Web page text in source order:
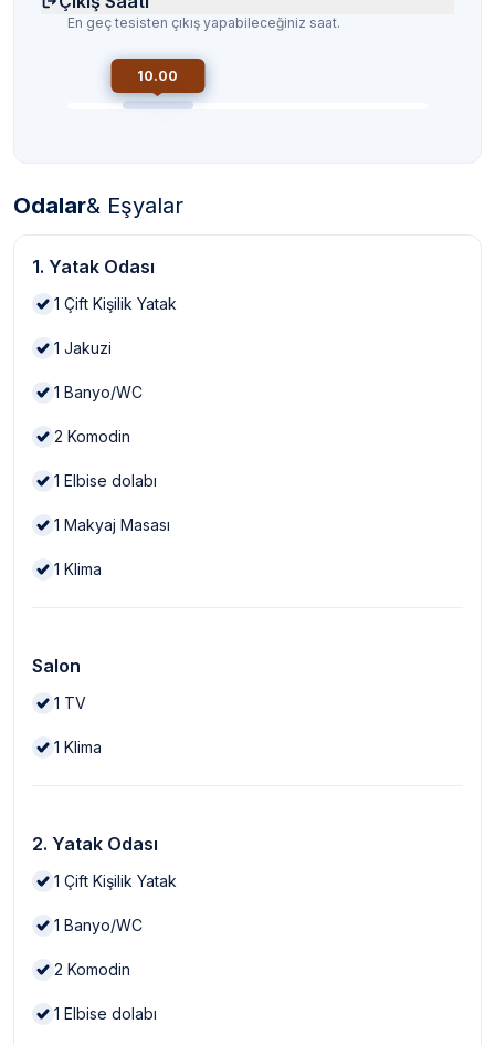
En geç tesisten çıkış yapabileceğiniz saat.
10.00
Odalar& Eşyalar
1. Yatak Odası
1 Çift Kişilik Yatak
1 Jakuzi
1 Banyo/WC
2 Komodin
1 Elbise dolabı
1 Makyaj Masası
1 Klima
Salon
1 TV
1 Klima
2. Yatak Odası
1 Çift Kişilik Yatak
1 Banyo/WC
2 Komodin
1 Elbise dolabı